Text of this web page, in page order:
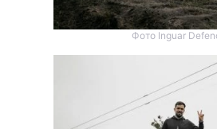
Фото Inguar